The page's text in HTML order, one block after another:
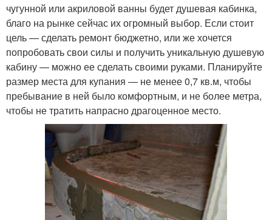
чугунной или акриловой ванны будет душевая кабинка,
благо на рынке сейчас их огромный выбор. Если стоит
цель — сделать ремонт бюджетно, или же хочется
попробовать свои силы и получить уникальную душевую
кабину — можно ее сделать своими руками. Планируйте
размер места для купания — не менее 0,7 кв.м, чтобы
пребывание в ней было комфортным, и не более метра,
чтобы не тратить напрасно драгоценное место.